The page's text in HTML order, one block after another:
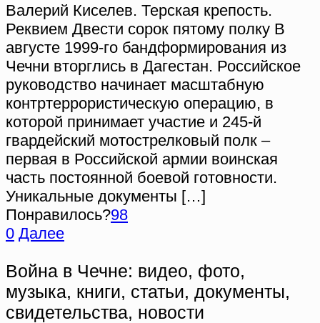
Валерий Киселев. Терская крепость.
Реквием Двести сорок пятому полку В
августе 1999-го бандформирования из
Чечни вторглись в Дагестан. Российское
руководство начинает масштабную
контртеррористическую операцию, в
которой принимает участие и 245-й
гвардейский мотострелковый полк –
первая в Российской армии воинская
часть постоянной боевой готовности.
Уникальные документы […]
Понравилось?98
0 Далее
Война в Чечне: видео, фото,
музыка, книги, статьи, документы,
свидетельства, новости